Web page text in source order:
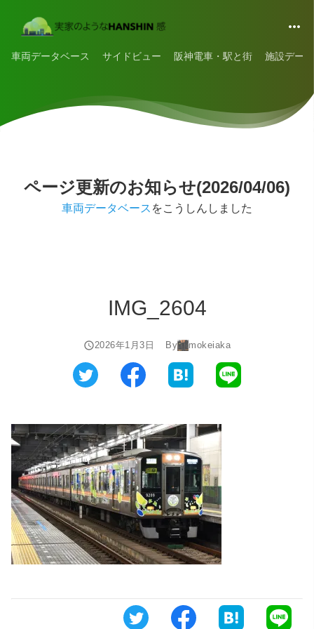
車両データベース サイドビュー 阪神電車・駅と街 施設デー
ページ更新のお知らせ(2026/04/06)
車両データベース をこうしんしました
IMG_2604
2026年1月3日 By mokeiaka